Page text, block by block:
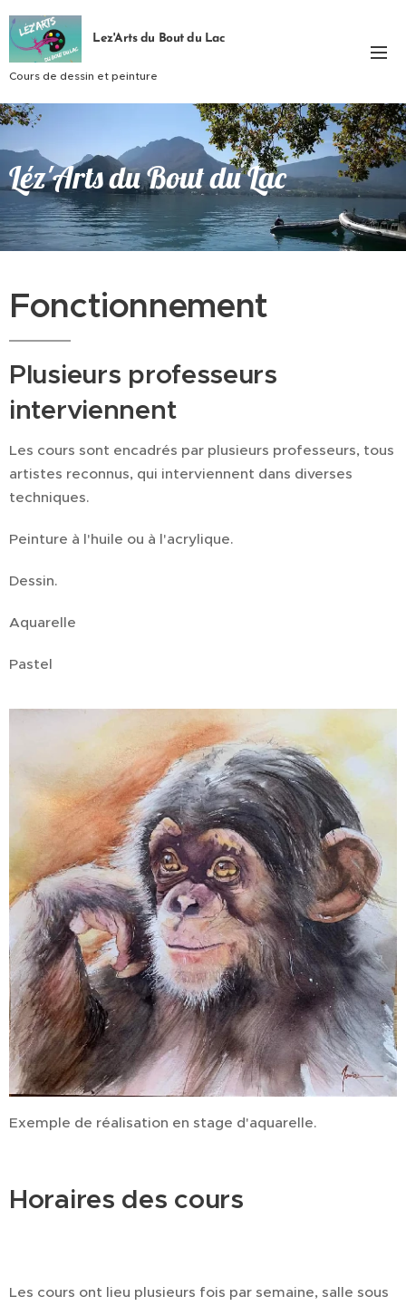
Lez'Arts du Bout du Lac
Cours de dessin et peinture
Léz'Arts du Bout du Lac
Fonctionnement
Plusieurs professeurs
interviennent
Les cours sont encadrés par plusieurs professeurs, tous
artistes reconnus, qui interviennent dans diverses
techniques.
Peinture à l'huile ou à l'acrylique.
Dessin.
Aquarelle
Pastel
Exemple de réalisation en stage d'aquarelle.
Horaires des cours
Les cours ont lieu plusieurs fois par semaine, salle sous